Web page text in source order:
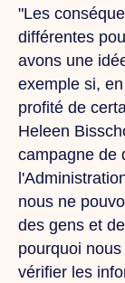
"Les
différentes
avons une
exemple si,
profité de
Heleen
campagne de
nous ne
des gens et
pourquoi
vérifier les